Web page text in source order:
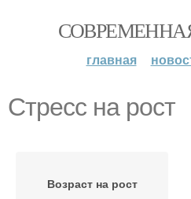
главная
Стресс на рост
Возраст на рост